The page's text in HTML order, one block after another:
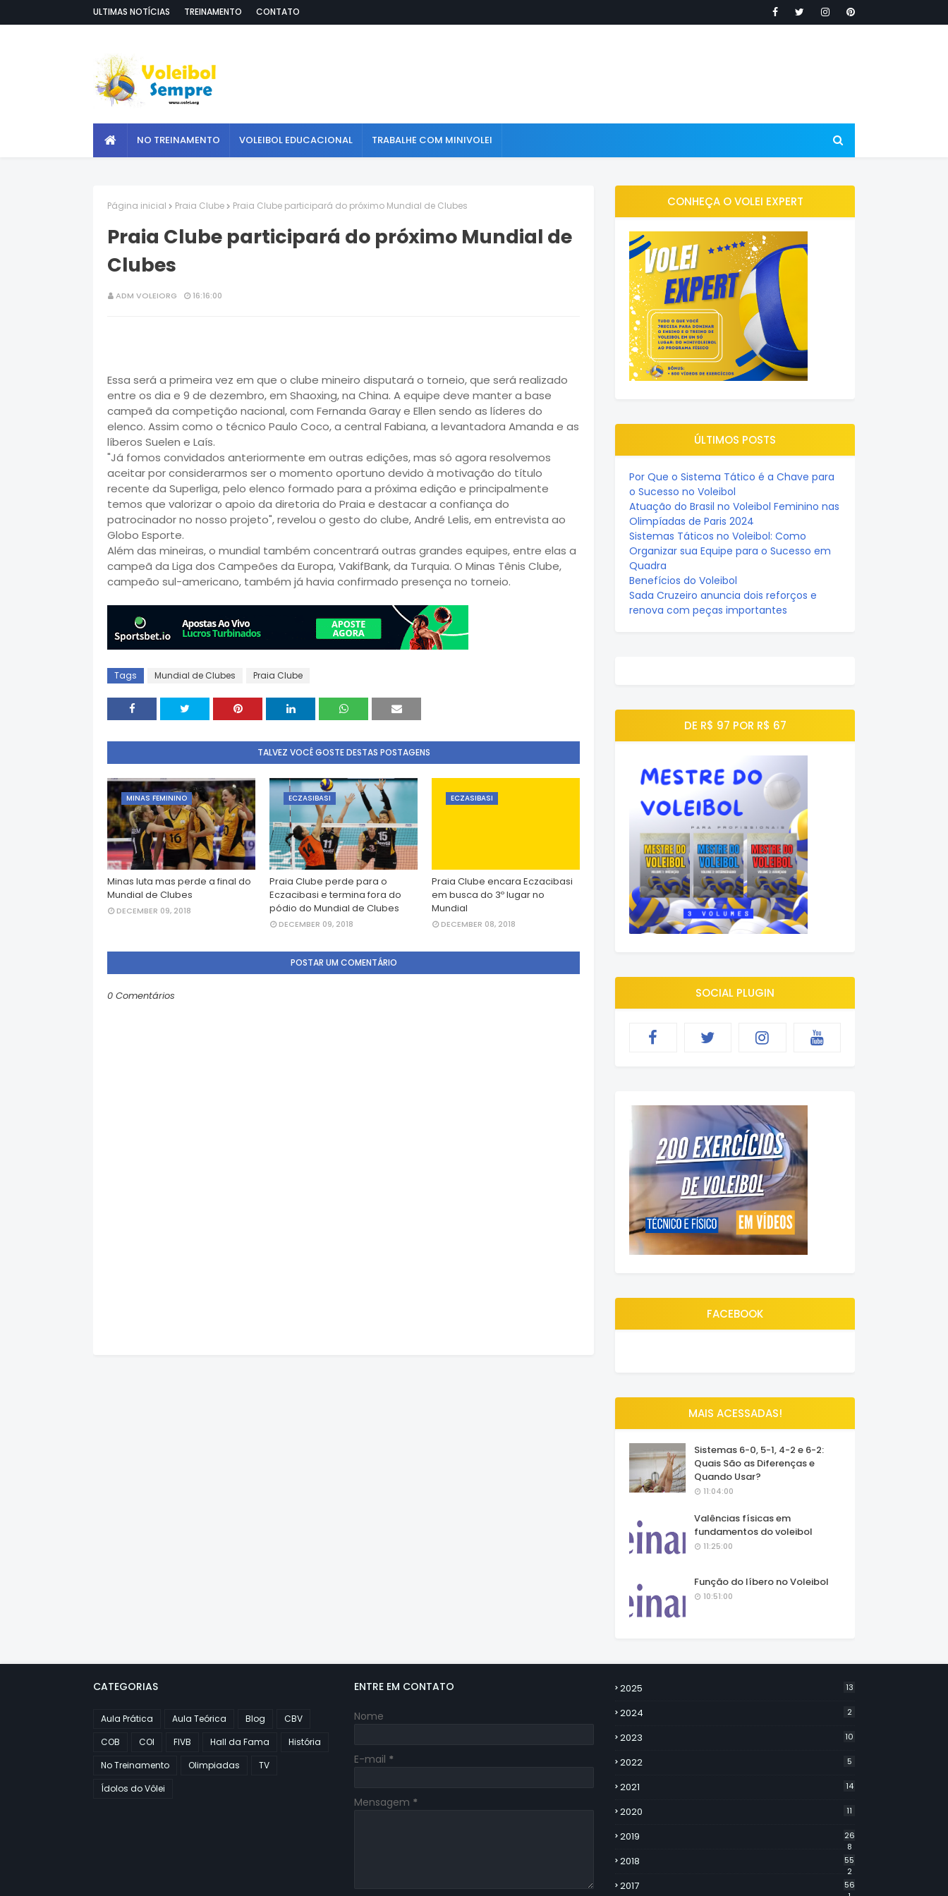
ULTIMAS NOTÍCIAS TREINAMENTO CONTATO
NO TREINAMENTO VOLEIBOL EDUCACIONAL TRABALHE COM MINIVOLEI
Página inicial Praia Clube Praia Clube participará do próximo Mundial de Clubes
Praia Clube participará do próximo Mundial de
Clubes
ADM VOLEIORG 16:16:00
Essa será a primeira vez em que o clube mineiro disputará o torneio, que será realizado
entre os dia e 9 de dezembro, em Shaoxing, na China. A equipe deve manter a base
campeã da competição nacional, com Fernanda Garay e Ellen sendo as líderes do
elenco. Assim como o técnico Paulo Coco, a central Fabiana, a levantadora Amanda e as
líberos Suelen e Laís.
"Já fomos convidados anteriormente em outras edições, mas só agora resolvemos
aceitar por considerarmos ser o momento oportuno devido à motivação do título
recente da Superliga, pelo elenco formado para a próxima edição e principalmente
temos que valorizar o apoio da diretoria do Praia e destacar a confiança do
patrocinador no nosso projeto", revelou o gesto do clube, André Lelis, em entrevista ao
Globo Esporte.
Além das mineiras, o mundial também concentrará outras grandes equipes, entre elas a
campeã da Liga dos Campeões da Europa, VakifBank, da Turquia. O Minas Tênis Clube,
campeão sul-americano, também já havia confirmado presença no torneio.
Tags Mundial de Clubes Praia Clube
TALVEZ VOCÊ GOSTE DESTAS POSTAGENS
MINAS FEMININO
Minas luta mas perde a final do
Mundial de Clubes
DECEMBER 09, 2018
ECZASIBASI
Praia Clube perde para o
Eczacibasi e termina fora do
pódio do Mundial de Clubes
DECEMBER 09, 2018
ECZASIBASI
Praia Clube encara Eczacibasi
em busca do 3º lugar no
Mundial
DECEMBER 08, 2018
POSTAR UM COMENTÁRIO
0 Comentários
CONHEÇA O VOLEI EXPERT
ÚLTIMOS POSTS
Por Que o Sistema Tático é a Chave para
o Sucesso no Voleibol
Atuação do Brasil no Voleibol Feminino nas
Olimpíadas de Paris 2024
Sistemas Táticos no Voleibol: Como
Organizar sua Equipe para o Sucesso em
Quadra
Benefícios do Voleibol
Sada Cruzeiro anuncia dois reforços e
renova com peças importantes
DE R$ 97 POR R$ 67
SOCIAL PLUGIN
FACEBOOK
MAIS ACESSADAS!
Sistemas 6-0, 5-1, 4-2 e 6-2:
Quais São as Diferenças e
Quando Usar?
11:04:00
Valências físicas em
fundamentos do voleibol
11:25:00
Função do líbero no Voleibol
10:51:00
CATEGORIAS
Aula Prática Aula Teórica Blog
CBV
COB
COI FIVB Hall da Fama
História
No Treinamento
Olimpiadas
TV
Ídolos do Vôlei
ENTRE EM CONTATO
Nome
E-mail *
Mensagem *
2025 13
2024 2
2023 10
2022 5
2021 14
2020 11
2019
26
8
2018
55
2
2017
56